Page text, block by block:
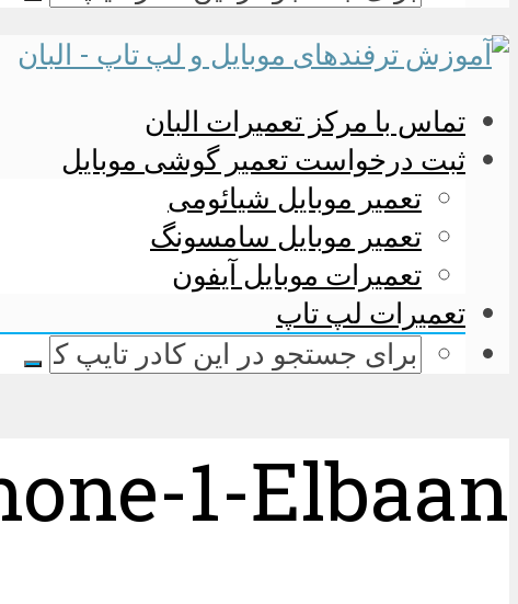
تماس با مرکز تعمیرات البان
ثبت درخواست تعمیر گوشی موبایل
تعمیر موبایل شیائومی
تعمیر موبایل سامسونگ
تعمیرات موبایل آیفون
تعمیرات لپ تاپ
1-Elbaan